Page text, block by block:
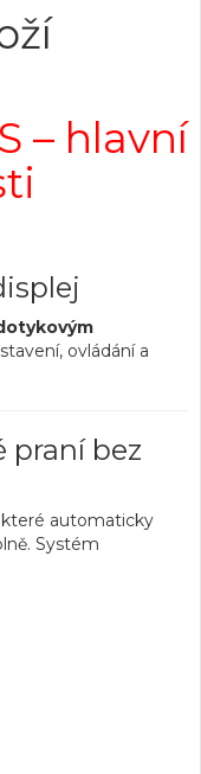
– hlavní
ovládání a
praní bez
které automaticky
Systém